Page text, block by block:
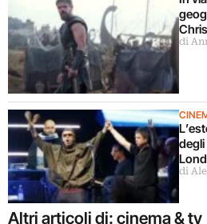
di
degli
di
Altri articoli di: cinema & tv